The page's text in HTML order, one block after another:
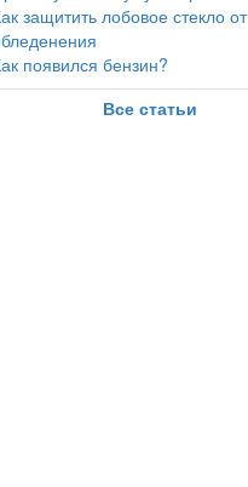
защитить лобовое стекло от
появился бензин?
Все статьи